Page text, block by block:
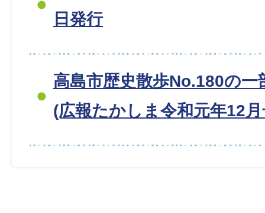
日発行
高島市歴史散歩No.180の一
(広報たかしま令和元年12